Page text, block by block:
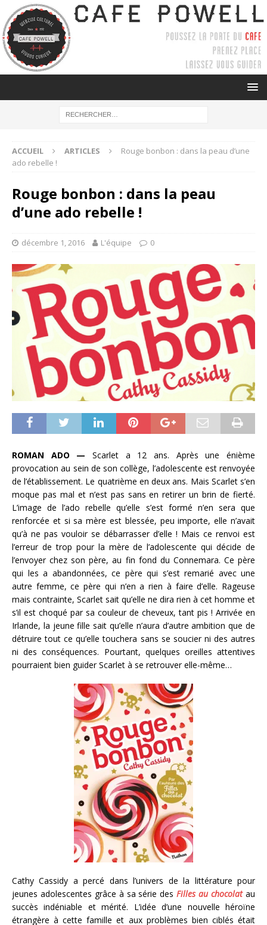
ACCUEIL ARTICLES
Rouge bonbon : dans la peau d’une
ado rebelle !
Rouge bonbon : dans la peau
d’une ado rebelle !
décembre 1, 2016 L'équipe 0
ROMAN ADO — Scarlet a 12 ans. Après une énième
provocation au sein de son collège, l’adolescente est renvoyée
de l’établissement. Le quatrième en deux ans. Mais Scarlet s’en
moque pas mal et n’est pas sans en retirer un brin de fierté.
L’image de l’ado rebelle qu’elle s’est formé n’en sera que
renforcée et si sa mère est blessée, peu importe, elle n’avait
qu’à ne pas vouloir se débarrasser d’elle ! Mais ce renvoi est
l’erreur de trop pour la mère de l’adolescente qui décide de
l’envoyer chez son père, au fin fond du Connemara. Ce père
qui les a abandonnées, ce père qui s’est remarié avec une
autre femme, ce père qui n’en a rien à faire d’elle. Rageuse
mais contrainte, Scarlet sait qu’elle ne dira rien à cet homme et
s’il est choqué par sa couleur de cheveux, tant pis ! Arrivée en
Irlande, la jeune fille sait qu’elle n’aura d’autre ambition que de
détruire tout ce qu’elle touchera sans se soucier ni des autres
ni des conséquences. Pourtant, quelques oreilles attentives
pourraient bien guider Scarlet à se retrouver elle-même…
Cathy Cassidy a percé dans l’univers de la littérature pour
jeunes adolescentes grâce à sa série desFilles au chocolatau
succès indéniable et mérité. L’idée d’une nouvelle héroïne
étrangère à cette famille et aux problèmes bien ciblés était